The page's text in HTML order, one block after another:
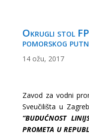
Okrugli stol
pomorskog
14 ožu, 2017
Zavod za vodni
Sveučilišta u
“BUDUĆNOST
PROMETA U